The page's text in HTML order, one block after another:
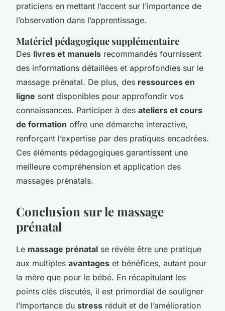
praticiens en mettant l’accent sur l’importance de
l’observation dans l’apprentissage.
Matériel pédagogique supplémentaire
Des livres et manuels recommandés fournissent
des informations détaillées et approfondies sur le
massage prénatal. De plus, des ressources en
ligne sont disponibles pour approfondir vos
connaissances. Participer à des ateliers et cours
de formation offre une démarche interactive,
renforçant l’expertise par des pratiques encadrées.
Ces éléments pédagogiques garantissent une
meilleure compréhension et application des
massages prénatals.
Conclusion sur le massage
prénatal
Le massage prénatal se révèle être une pratique
aux multiples avantages et bénéfices, autant pour
la mère que pour le bébé. En récapitulant les
points clés discutés, il est primordial de souligner
l’importance du stress réduit et de l’amélioration